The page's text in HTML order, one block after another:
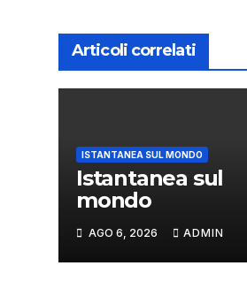
Articoli correlati
ISTANTANEA SUL MONDO
Istantanea sul
mondo
AGO 6, 2026 ADMIN